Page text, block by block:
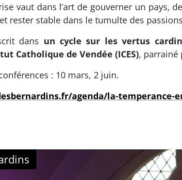
vaut dans l’art de gouverner un pays,
rester stable dans le tumulte des
dans un cycle sur les vertus
Catholique de Vendée (ICES), parrainé
: 10 mars, 2 juin.
agenda/la-temperance-